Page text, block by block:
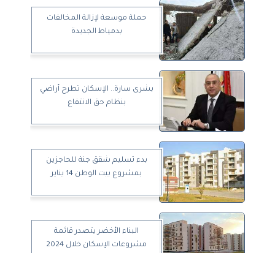
حملة موسعة لإزالة المخالفات
بدمياط الجديدة
بشرى سارة.. الإسكان تطرح أراضي
بنظام حق الانتفاع
بدء تسليم شقق جنة للحاجزين
بمشروع بيت الوطن 14 يناير
البناء الأخضر يتصدر قائمة
مشروعات الإسكان خلال 2024